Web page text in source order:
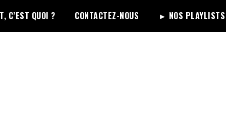
C’EST QUOI ? CONTACTEZ-NOUS ► NOS